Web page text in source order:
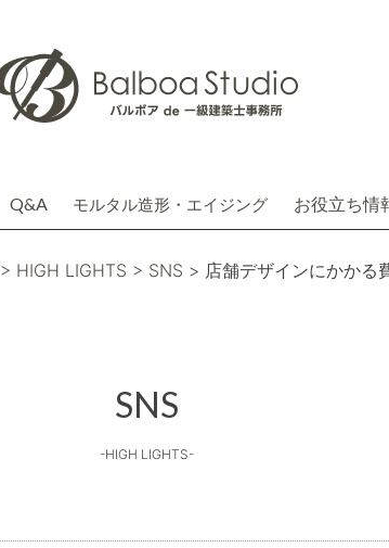
Q&A モルタル造形・エイジング お役立ち情
> HIGH LIGHTS > SNS > 店舗デザインにかかる
SNS
-HIGH LIGHTS-